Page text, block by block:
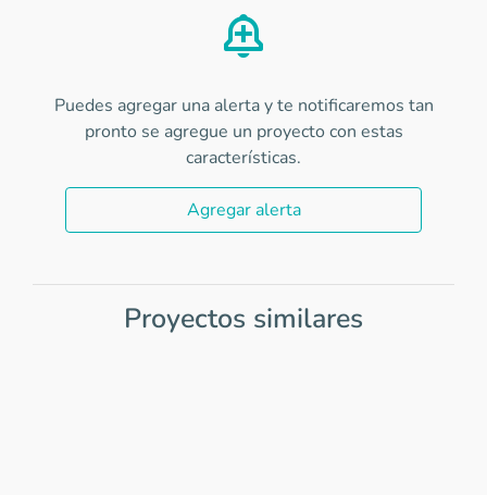
Puedes agregar una alerta y te notificaremos tan
pronto se agregue un proyecto con estas
características.
Agregar alerta
Proyectos similares